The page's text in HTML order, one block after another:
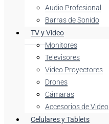
Audio Profesional
Barras de Sonido
TV y Video
Monitores
Televisores
Video Proyectores
Drones
Cámaras
Accesorios de Video
Celulares y Tablets